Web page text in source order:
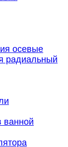
осевые
радиальный
ванной